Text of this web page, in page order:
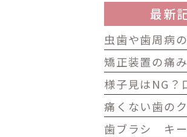
最新
歯ブラシ キ